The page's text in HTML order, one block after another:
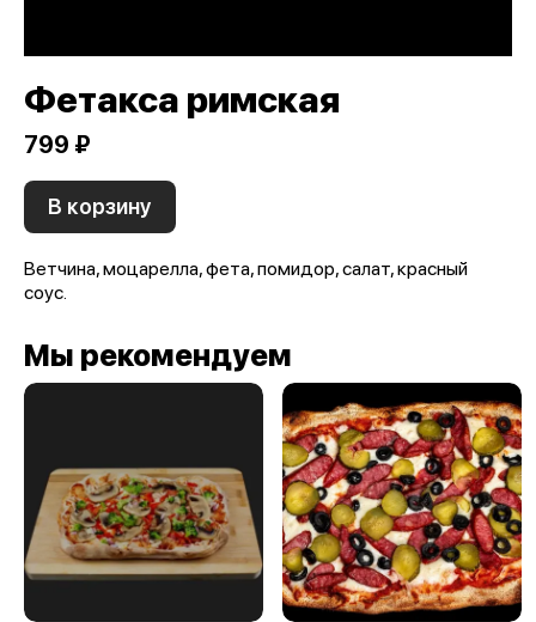
Фетакса римская
799 ₽
В корзину
Ветчина, моцарелла, фета, помидор, салат, красный
соус.
Мы рекомендуем